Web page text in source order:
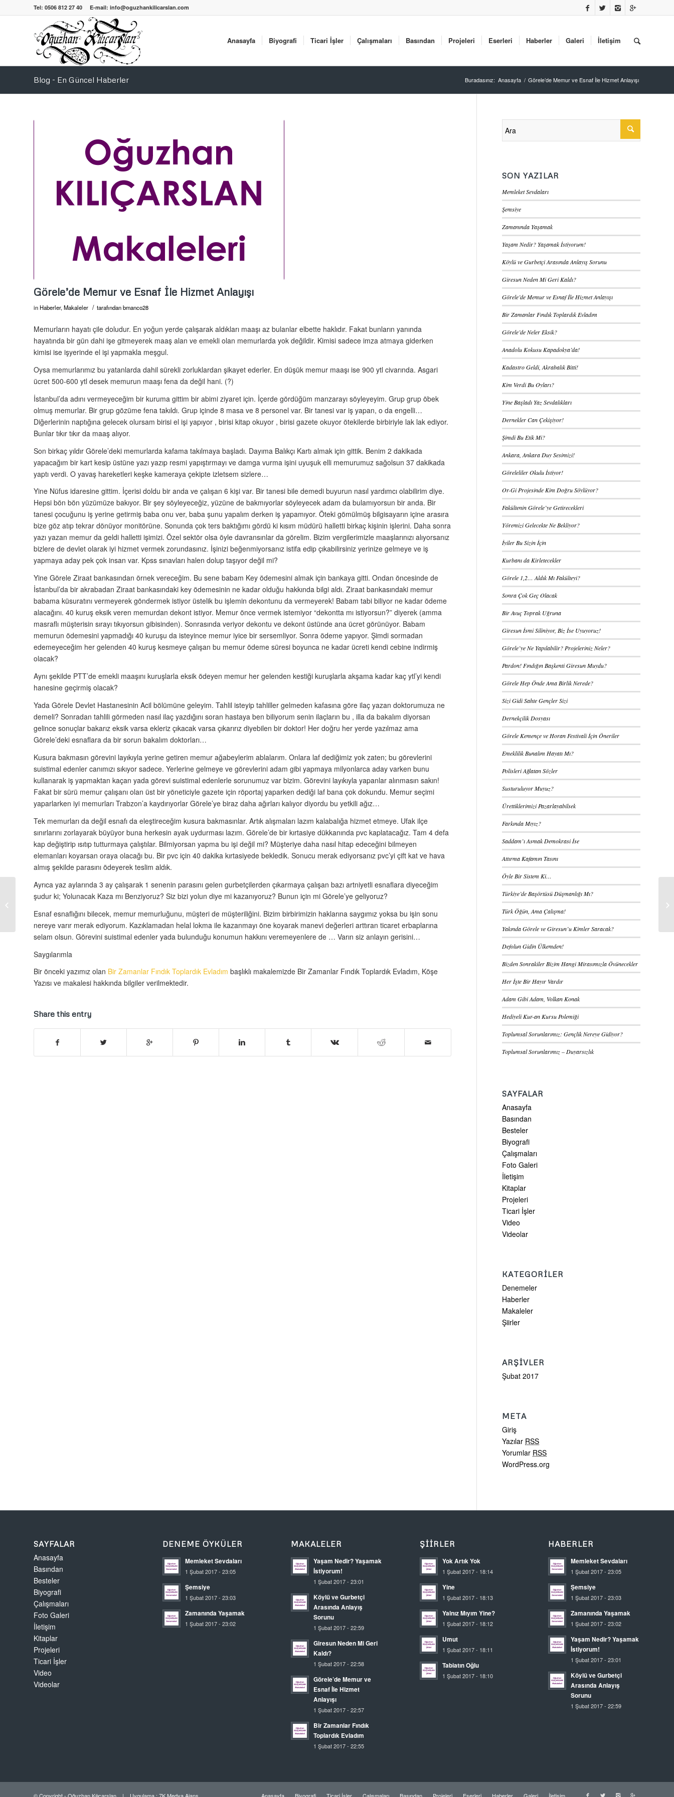
Tel: 0506 812 27 40 E-mail: info@oguzhankilicarslan.com
Anasayfa Biyografi Ticari İşler Çalışmaları Basından Projeleri Eserleri Haberler Galeri İletişim
Blog - En Güncel Haberler Buradasınız: Anasayfa / Görele’de Memur ve Esnaf İle Hizmet Anlayışı
Görele’de Memur ve Esnaf İle Hizmet Anlayışı
in Haberler, Makaleler / tarafındanbmanco28
Memurların hayatı çile doludur. En yoğun yerde çalışarak aldıkları maaşı az bulanlar elbette haklıdır. Fakat bunların yanında
hayatında bir gün dahi işe gitmeyerek maaş alan ve emekli olan memurlarda yok değildir. Kimisi sadece imza atmaya giderken
kimisi ise işyerinde el işi yapmakla meşgul.
Oysa memurlarımız bu yatanlarda dahil sürekli zorluklardan şikayet ederler. En düşük memur maaşı ise 900 ytl civarında. Asgari
ücret 500-600 ytl desek memurun maaşı fena da değil hani. (?)
İstanbul’da adını vermeyeceğim bir kuruma gittim bir abimi ziyaret için. İçerde gördüğüm manzarayı söyleyeyim. Grup grup öbek
olmuş memurlar. Bir grup gözüme fena takıldı. Grup içinde 8 masa ve 8 personel var. Bir tanesi var iş yapan, o da engelli…
Diğerlerinin naptığına gelecek olursam birisi el işi yapıyor , birisi kitap okuyor , birisi gazete okuyor ötekilerde birbiriyle lak lak ediyor.
Bunlar tıkır tıkır da maaş alıyor.
Son birkaç yıldır Görele’deki memurlarda kafama takılmaya başladı. Dayıma Balıkçı Kartı almak için gittik. Benim 2 dakikada
yapacağım bir kart kesip üstüne yazı yazıp resmi yapıştırmayı ve damga vurma işini uyuşuk elli memurumuz sağolsun 37 dakikada
yaptı verdi. O yavaş hareketleri keşke kameraya çekipte izletsem sizlere…
Yine Nüfus idaresine gittim. İçerisi doldu bir anda ve çalışan 6 kişi var. Bir tanesi bile demedi buyurun nasıl yardımcı olabilirim diye.
Hepsi bön bön yüzümüze bakıyor. Bir şey söyleyeceğiz, yüzüne de bakmıyorlar söyleyecek adam da bulamıyorsun bir anda. Bir
tanesi çocuğunu iş yerine getirmiş baba onu ver, baba şunu yapalım derken iş yapamıyor. Öteki gömülmüş bilgisayarın içine arasıra
bize göz atıp tekrar dönüyor monitörüne. Sonunda çok ters baktığımı gördü ki kısım müdürü halletti birkaç kişinin işlerini. Daha sonra
yazı yazan memur da geldi halletti işimizi. Özel sektör olsa öyle davransınlar da görelim. Bizim vergilerimizle maaşlarınızı alıyorsanız
bizlere de devlet olarak iyi hizmet vermek zorundasınız. İşinizi beğenmiyorsanız istifa edip çıkabilirsiniz yerinize gelmeye ve iş
yapmaya aday pek çok insan var. Kpss sınavları halen dolup taşıyor değil mi?
Yine Görele Ziraat bankasından örnek vereceğim. Bu sene babam Key ödemesini almak için bankaya gitti. Ondan öncesinde de
İstanbul’da bir akrabadan Ziraat bankasındaki key ödemesinin ne kadar olduğu hakkında bilgi aldı. Ziraat bankasındaki memur
babama küsuratını vermeyerek göndermek istiyor üstelik bu işlemin dekontunu da vermeyerek! Babam tabi biliyor ne kadar ödeme
alacağını. 40 kuruş eksik veren memurdan dekont istiyor. Memur önce vermek istemiyor “dekontta mı istiyorsun?” diyerek (amma
masraflı müşterisin sırayı tıkıyorsun gibisinden). Sonrasında veriyor dekontu ve dekont üstünde ana ücret görünüyor. Babam
memurun ödemesini yapmadığı 40 kuruşu da isteyince memur iyice bir sersemliyor. Sonra ödeme yapıyor. Şimdi sormadan
edemeyeceğim her gelenden 40 kuruş kesmeye çalışan bu memur ödeme süresi boyunca ne kadar ücreti kendi cebine indirmiş
olacak?
Aynı şekilde PTT’de emekli maaşını kuruşlarla eksik ödeyen memur her gelenden kestiği kuruşlarla akşama kadar kaç ytl’yi kendi
hanesine geçirmiş olacak?
Yada Görele Devlet Hastanesinin Acil bölümüne geleyim. Tahlil isteyip tahliller gelmeden kafasına göre ilaç yazan doktorumuza ne
demeli? Sonradan tahlili görmeden nasıl ilaç yazdığını soran hastaya ben biliyorum senin ilaçların bu , illa da bakalım diyorsan
gelince sonuçlar bakarız eksik varsa ekleriz çıkacak varsa çıkarırız diyebilen bir doktor! Her doğru her yerde yazılmaz ama
Görele’deki esnaflara da bir sorun bakalım doktorları…
Kusura bakmasın görevini layıkıyla yerine getiren memur ağabeylerim ablalarım. Onlara laf dediğimiz yok zaten; bu görevlerini
suistimal edenler canımızı sıkıyor sadece. Yerlerine gelmeye ve görevlerini adam gibi yapmaya milyonlarca aday varken bunu
kullanarak iş yapmaktan kaçan yada görevi suistimal edenlerle sorunumuz var bizim. Görevini layıkıyla yapanlar alınmasın sakın!
Fakat bir sürü memur çalışanı olan üst bir yöneticiyle gazete için röportaj yaparken dediği laf bana çok dokundu. Memur seçimi
yaparlarken iyi memurları Trabzon’a kaydırıyorlar Görele’ye biraz daha ağırları kalıyor diyordu bu yetkili ağız…
Tek memurları da değil esnafı da eleştireceğim kusura bakmasınlar. Artık alışmaları lazım kalabalığa hizmet etmeye. Ufak ilçe
sınırlarını zorlayarak büyüyor buna herkesin ayak uydurması lazım. Görele’de bir kırtasiye dükkanında pvc kaplatacağız. Tam 4 defa
kap değiştirip ısıtıp tutturmaya çalıştılar. Bilmiyorsan yapma bu işi değil mi? Müşteriye daha nasıl hitap edeceğini bilmeyen
elemanları koyarsan oraya olacağı bu. Bir pvc için 40 dakika kırtasiyede bekledik. Sonucu merak ediyorsanız pvc’yi çift kat ve hava
almış şekilde parasını ödeyerek teslim aldık.
Ayrıca yaz aylarında 3 ay çalışarak 1 senenin parasını gelen gurbetçilerden çıkarmaya çalışan bazı artniyetli esnaflara diyeceğim
şudur ki; Yolunacak Kaza mı Benziyoruz? Siz bizi yolun diye mi kazanıyoruz? Bunun için mi Görele’ye geliyoruz?
Esnaf esnaflığını bilecek, memur memurluğunu, müşteri de müşteriliğini. Bizim birbirimizin haklarına saygımız yoksa bu işin sonu
nereye varır merak ediyorum. Kazıklamadan helal lokma ile kazanmayı öne koyarak manevi değerleri arttıran ticaret erbaplarına
selam olsun. Görevini suistimal edenler yada bulunduğu konumun hakkını veremeyenlere de … Varın siz anlayın gerisini…
Saygılarımla
Bir önceki yazımız olan Bir Zamanlar Fındık Toplardık Evladım başlıklı makalemizde Bir Zamanlar Fındık Toplardık Evladım, Köşe
Yazısı ve makalesi hakkında bilgiler verilmektedir.
Share this entry
SON YAZILAR
Memleket Sevdaları
Şemsiye
Zamanında Yaşamak
Yaşam Nedir? Yaşamak İstiyorum!
Köylü ve Gurbetçi Arasında Anlayış Sorunu
Giresun Neden Mi Geri Kaldı?
Görele’de Memur ve Esnaf İle Hizmet Anlayışı
Bir Zamanlar Fındık Toplardık Evladım
Görele’de Neler Eksik?
Anadolu Kokusu Kapadokya’da!
Kadastro Geldi, Akrabalık Bitti!
Kim Verdi Bu Oyları?
Yine Başladı Yaz Sevdalıkları
Dernekler Can Çekişiyor!
Şimdi Bu Etik Mi?
Ankara, Ankara Duy Sesimizi!
Göreleliler Okulu İstiyor!
Or-Gi Projesinde Kim Doğru Söylüyor?
Fakültenin Görele’ye Getirecekleri
Yöremizi Gelecekte Ne Bekliyor?
İyiler Bu Sizin İçin
Kurbanı da Kirletecekler
Görele 1,2… Aldık Mı Fakülteyi?
Sonra Çok Geç Olacak
Bir Avuç Toprak Uğruna
Giresun İsmi Siliniyor, Biz İse Uyuyoruz!
Görele’ye Ne Yapılabilir? Projeleriniz Neler?
Pardon! Fındığın Başkenti Giresun Muydu?
Görele Hep Önde Ama Birlik Nerede?
Sizi Gidi Sahte Gençler Sizi
Dernekçilik Dosyası
Görele Kemençe ve Horan Festivali İçin Öneriler
Emeklilik Bunalım Hayatı Mı?
Polisleri Ağlatan Sözler
Susturuluyor Muyuz?
Ürettiklerimizi Pazarlayabilsek
Farkında Mıyız?
Saddam’ı Asmak Demokrasi İse
Attırma Kafamın Tasını
Öyle Bir Sistem Ki…
Türkiye’de Başörtüsü Düşmanlığı Mı?
Türk Öğün, Ama Çalışma!
Yakında Görele ve Giresun’u Kimler Saracak?
Defolun Gidin Ülkemden!
Bizden Sonrakiler Bizim Hangi Mirasımızla Övünecekler
Her İşte Bir Hayır Vardır
Adam Gibi Adam, Volkan Konak
Hediyeli Kur-an Kursu Polemiği
Toplumsal Sorunlarımız: Gençlik Nereye Gidiyor?
Toplumsal Sorunlarımız – Duyarsızlık
SAYFALAR
Anasayfa
Basından
Besteler
Biyografi
Çalışmaları
Foto Galeri
İletişim
Kitaplar
Projeleri
Ticari İşler
Video
Videolar
KATEGORILER
Denemeler
Haberler
Makaleler
Şiirler
ARŞIVLER
Şubat 2017
META
Giriş
Yazılar RSS
Yorumlar RSS
WordPress.org
SAYFALAR
Anasayfa
Basından
Besteler
Biyografi
Çalışmaları
Foto Galeri
İletişim
Kitaplar
Projeleri
Ticari İşler
Video
Videolar
DENEME ÖYKÜLER
Memleket Sevdaları
1 Şubat 2017 - 23:05
Şemsiye
1 Şubat 2017 - 23:03
Zamanında Yaşamak
1 Şubat 2017 - 23:02
MAKALELER
Yaşam Nedir? Yaşamak
İstiyorum!
1 Şubat 2017 - 23:01
Köylü ve Gurbetçi
Arasında Anlayış
Sorunu
1 Şubat 2017 - 22:59
Giresun Neden Mi Geri
Kaldı?
1 Şubat 2017 - 22:58
Görele’de Memur ve
Esnaf İle Hizmet
Anlayışı
1 Şubat 2017 - 22:57
Bir Zamanlar Fındık
Toplardık Evladım
1 Şubat 2017 - 22:55
ŞIIRLER
Yok Artık Yok
1 Şubat 2017 - 18:14
Yine
1 Şubat 2017 - 18:13
Yalnız Mıyım Yine?
1 Şubat 2017 - 18:12
Umut
1 Şubat 2017 - 18:11
Tabiatın Oğlu
1 Şubat 2017 - 18:10
HABERLER
Memleket Sevdaları
1 Şubat 2017 - 23:05
Şemsiye
1 Şubat 2017 - 23:03
Zamanında Yaşamak
1 Şubat 2017 - 23:02
Yaşam Nedir? Yaşamak
İstiyorum!
1 Şubat 2017 - 23:01
Köylü ve Gurbetçi
Arasında Anlayış
Sorunu
1 Şubat 2017 - 22:59
Bir Zamanlar Fındık
Toplardık Evladım